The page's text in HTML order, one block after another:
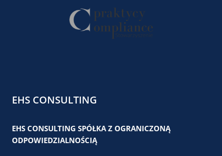
EHS CONSULTING
EHS CONSULTING SPÓŁKA Z OGRANICZONĄ
ODPOWIEDZIALNOŚCIĄ